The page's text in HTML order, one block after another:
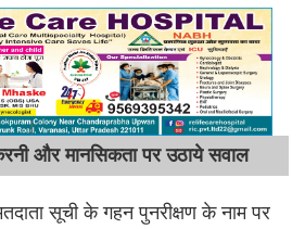
और मानसिकता पर उठाये सवाल
सूची के गहन पुनरीक्षण के नाम पर